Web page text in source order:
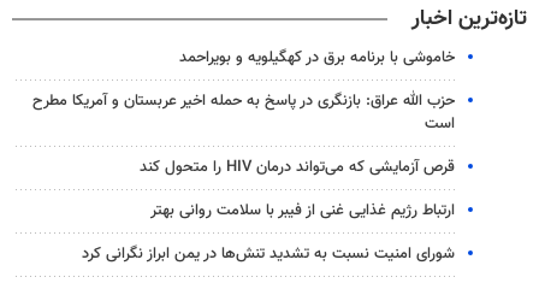
تازه‌ترین اخبار
خاموشی با برنامه برق در کهگیلویه و بویراحمد
حزب الله عراق: بازنگری در پاسخ به حمله اخیر عربستان و آمریکا مطرح
است
قرص آزمایشی که می‌تواند درمان HIV را متحول کند
ارتباط رژیم غذایی غنی از فیبر با سلامت روانی بهتر
شورای امنیت نسبت به تشدید تنش‌ها در یمن ابراز نگرانی کرد